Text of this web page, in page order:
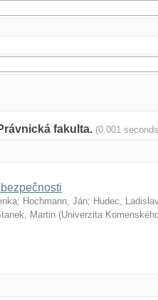
fakulta. (0.001
; Hochmann, Ján; Hudec,
Martin (Univerzita